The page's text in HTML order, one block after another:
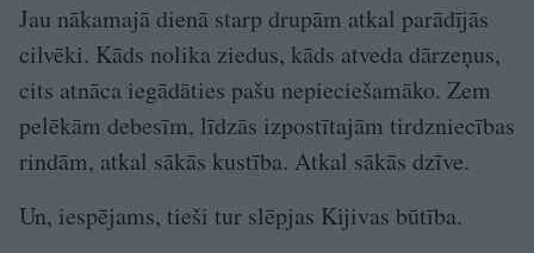
Jau nākamajā dienā starp drupām atkal parādījās
cilvēki. Kāds nolika ziedus, kāds atveda dārzeņus,
cits atnāca iegādāties pašu nepieciešamāko. Zem
pelēkām debesīm, līdzās izpostītajām tirdzniecības
rindām, atkal sākās kustība. Atkal sākās dzīve.
Un, iespējams, tieši tur slēpjas Kijivas būtība.